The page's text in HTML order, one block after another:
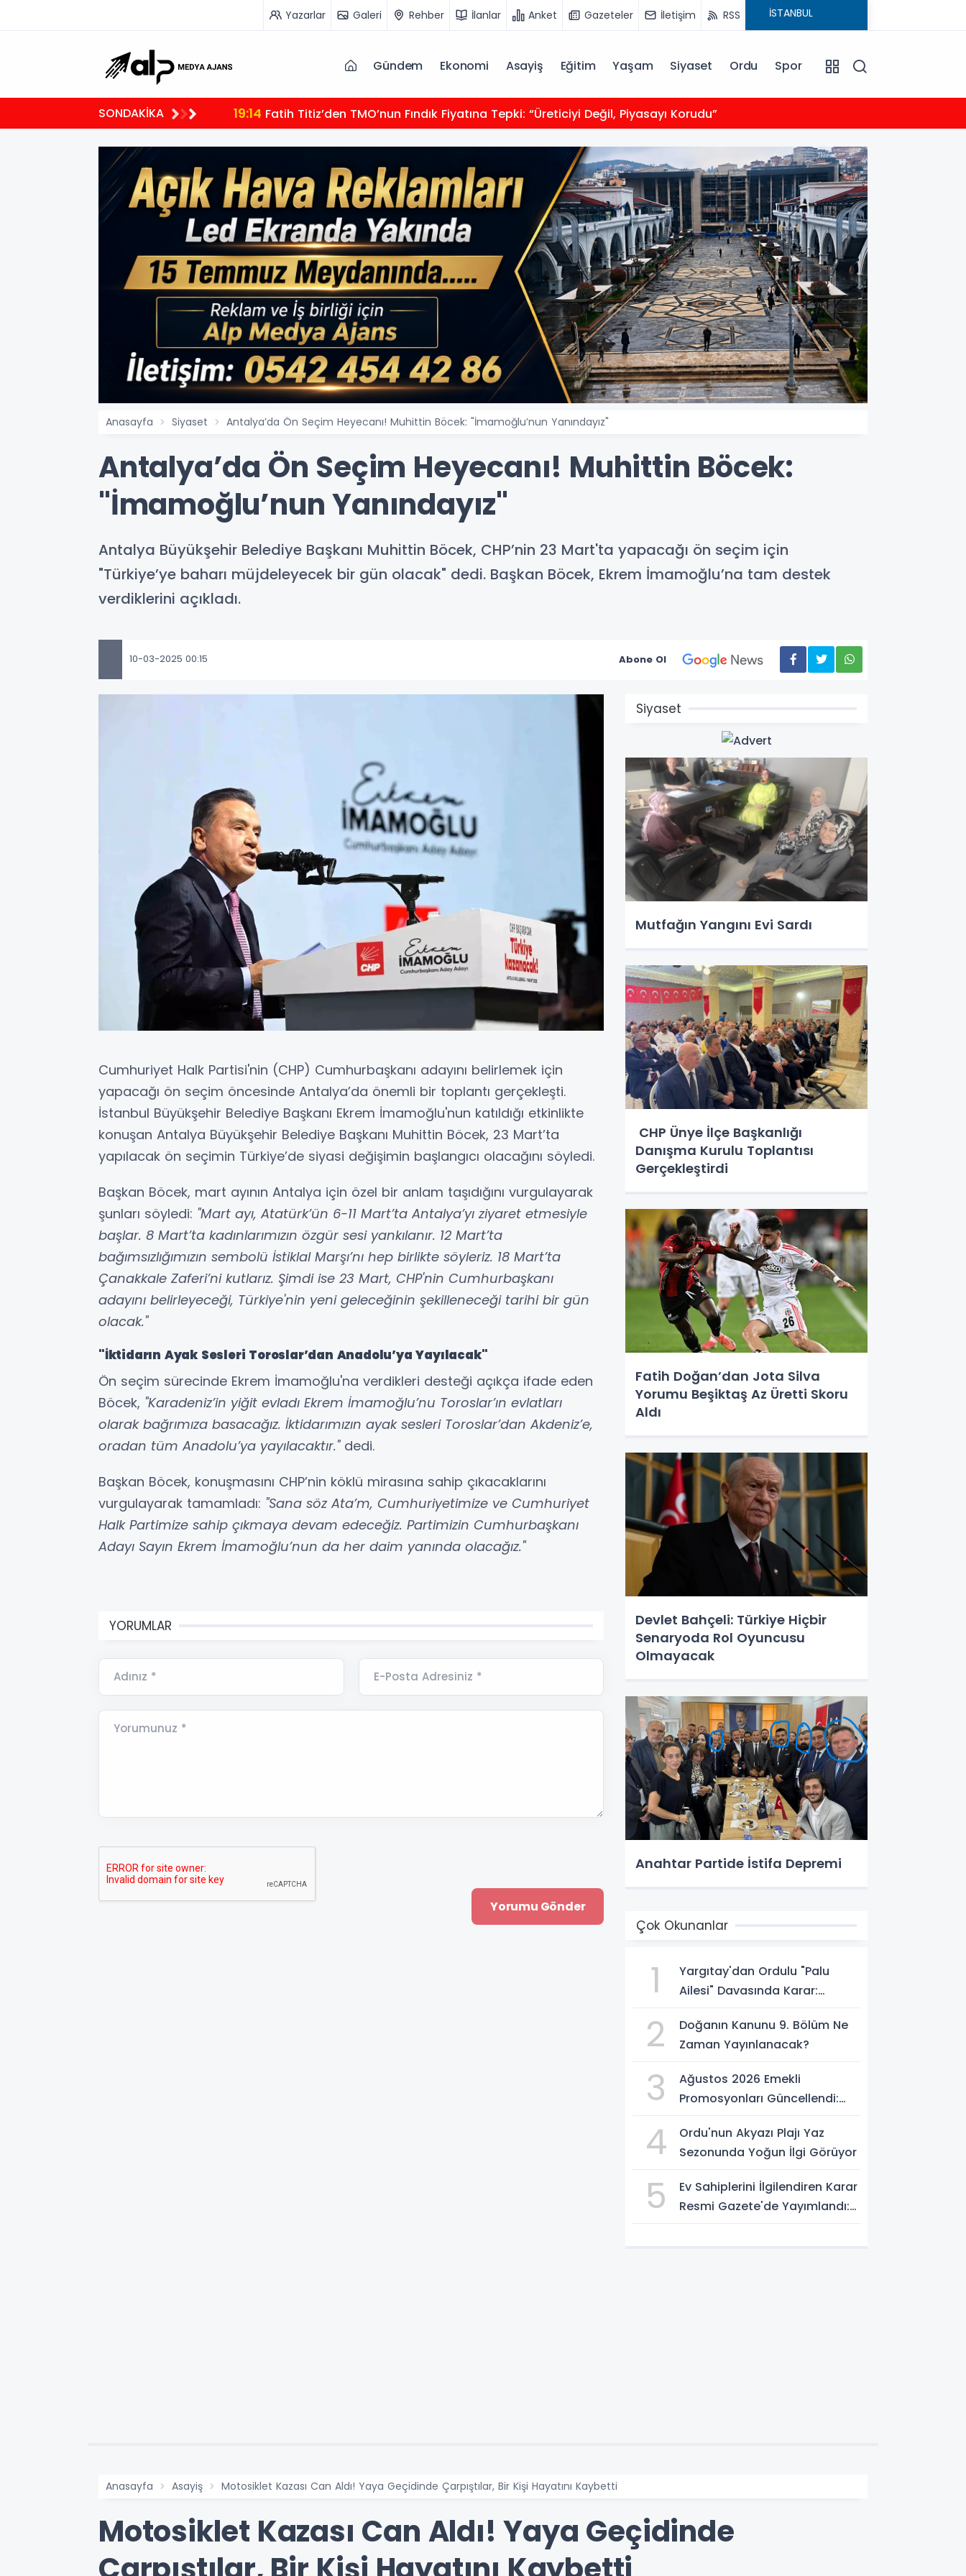
Yazarlar Galeri Rehber İlanlar Anket Gazeteler İletişim RSS
Gündem Ekonomi Asayiş Eğitim Yaşam Siyaset Ordu Spor
SONDAKİKA 19:14 Fatih Titiz’den TMO’nun Fındık Fiyatına Tepki: “Üreticiyi Değil, Piyasayı Korudu”
Anasayfa Siyaset Antalya’da Ön Seçim Heyecanı! Muhittin Böcek: "İmamoğlu’nun Yanındayız"
Antalya’da Ön Seçim Heyecanı! Muhittin Böcek:
"İmamoğlu’nun Yanındayız"
Antalya Büyükşehir Belediye Başkanı Muhittin Böcek, CHP’nin 23 Mart'ta yapacağı ön seçim için
"Türkiye’ye baharı müjdeleyecek bir gün olacak" dedi. Başkan Böcek, Ekrem İmamoğlu’na tam destek
verdiklerini açıkladı.
10-03-2025 00:15 Abone Ol
Cumhuriyet Halk Partisi'nin (CHP) Cumhurbaşkanı adayını belirlemek için
yapacağı ön seçim öncesinde Antalya’da önemli bir toplantı gerçekleşti.
İstanbul Büyükşehir Belediye Başkanı Ekrem İmamoğlu'nun katıldığı etkinlikte
konuşan Antalya Büyükşehir Belediye Başkanı Muhittin Böcek, 23 Mart’ta
yapılacak ön seçimin Türkiye’de siyasi değişimin başlangıcı olacağını söyledi.
Başkan Böcek, mart ayının Antalya için özel bir anlam taşıdığını vurgulayarak
şunları söyledi: "Mart ayı, Atatürk’ün 6-11 Mart’ta Antalya’yı ziyaret etmesiyle
başlar. 8 Mart’ta kadınlarımızın özgür sesi yankılanır. 12 Mart’ta
bağımsızlığımızın sembolü İstiklal Marşı’nı hep birlikte söyleriz. 18 Mart’ta
Çanakkale Zaferi’ni kutlarız. Şimdi ise 23 Mart, CHP'nin Cumhurbaşkanı
adayını belirleyeceği, Türkiye'nin yeni geleceğinin şekilleneceği tarihi bir gün
olacak."
"İktidarın Ayak Sesleri Toroslar’dan Anadolu’ya Yayılacak"
Ön seçim sürecinde Ekrem İmamoğlu'na verdikleri desteği açıkça ifade eden
Böcek, "Karadeniz’in yiğit evladı Ekrem İmamoğlu’nu Toroslar’ın evlatları
olarak bağrımıza basacağız. İktidarımızın ayak sesleri Toroslar’dan Akdeniz’e,
oradan tüm Anadolu’ya yayılacaktır."dedi.
Başkan Böcek, konuşmasını CHP’nin köklü mirasına sahip çıkacaklarını
vurgulayarak tamamladı: "Sana söz Ata’m, Cumhuriyetimize ve Cumhuriyet
Halk Partimize sahip çıkmaya devam edeceğiz. Partimizin Cumhurbaşkanı
Adayı Sayın Ekrem İmamoğlu’nun da her daim yanında olacağız."
YORUMLAR
Adınız * E-Posta Adresiniz *
Yorumunuz *
Siyaset
Mutfağın Yangını Evi Sardı
CHP Ünye İlçe Başkanlığı
Danışma Kurulu Toplantısı
Gerçekleştirdi
Fatih Doğan’dan Jota Silva
Yorumu Beşiktaş Az Üretti Skoru
Aldı
Devlet Bahçeli: Türkiye Hiçbir
Senaryoda Rol Oyuncusu
Olmayacak
Anahtar Partide İstifa Depremi
Çok Okunanlar
1
Yargıtay'dan Ordulu "Palu
Ailesi" Davasında Karar:
2
Doğanın Kanunu 9. Bölüm Ne
Zaman Yayınlanacak?
3
Ağustos 2026 Emekli
Promosyonları Güncellendi:
Belli Oldu
4
Ordu'nun Akyazı Plajı Yaz
Sezonunda Yoğun İlgi Görüyor
5
Ev Sahiplerini İlgilendiren Karar
Resmi Gazete'de Yayımlandı:
Anasayfa Asayiş Motosiklet Kazası Can Aldı! Yaya Geçidinde Çarpıştılar, Bir Kişi Hayatını Kaybetti
Motosiklet Kazası Can Aldı! Yaya Geçidinde